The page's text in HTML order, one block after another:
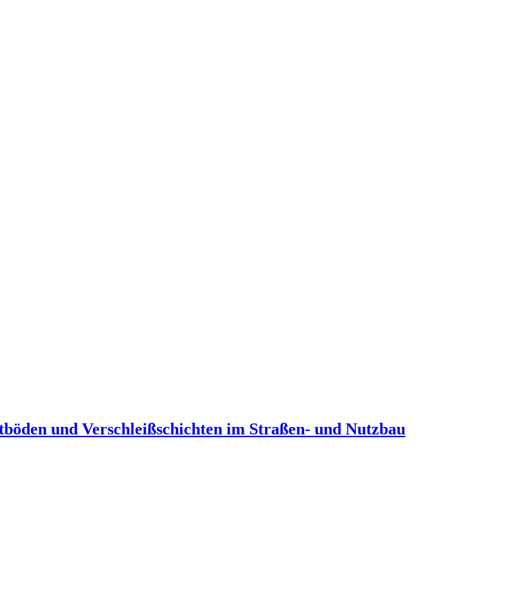
und Verschleißschichten im Straßen- und Nutzbau